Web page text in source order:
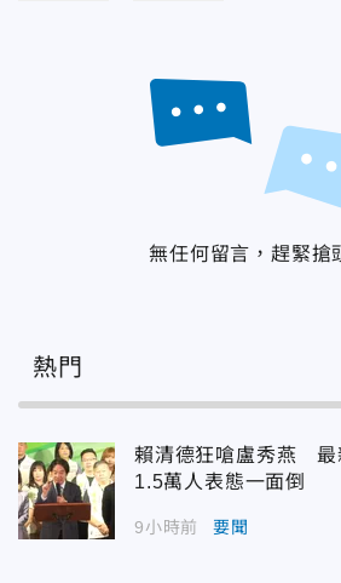
無任何留言，趕緊搶
熱門
賴清德狂嗆盧秀燕 最
1.5萬人表態一面倒
9小時前 要聞